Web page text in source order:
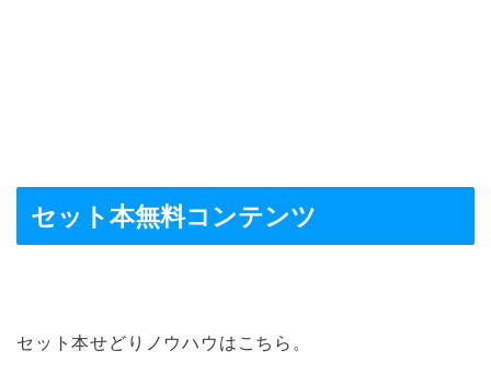
セット本無料コンテンツ
セット本せどりノウハウはこちら。